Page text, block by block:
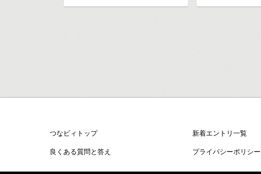
つなビィトップ 新着エントリ一覧
良くある質問と答え
プライバシーポリシー